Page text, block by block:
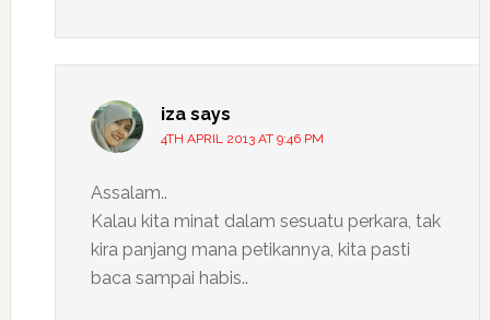
iza says
4TH APRIL 2013 AT 9:46 PM
Assalam..
Kalau kita minat dalam sesuatu perkara, tak
kira panjang mana petikannya, kita pasti
baca sampai habis..